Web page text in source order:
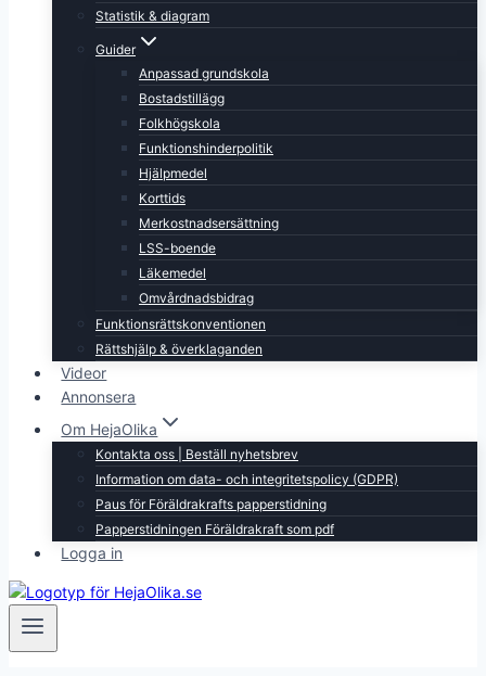
Statistik & diagram
Guider
Anpassad grundskola
Bostadstillägg
Folkhögskola
Funktionshinderpolitik
Hjälpmedel
Korttids
Merkostnadsersättning
LSS-boende
Läkemedel
Omvårdnadsbidrag
Funktionsrättskonventionen
Rättshjälp & överklaganden
Videor
Annonsera
Om HejaOlika
Kontakta oss | Beställ nyhetsbrev
Information om data- och integritetspolicy (GDPR)
Paus för Föräldrakrafts papperstidning
Papperstidningen Föräldrakraft som pdf
Logga in